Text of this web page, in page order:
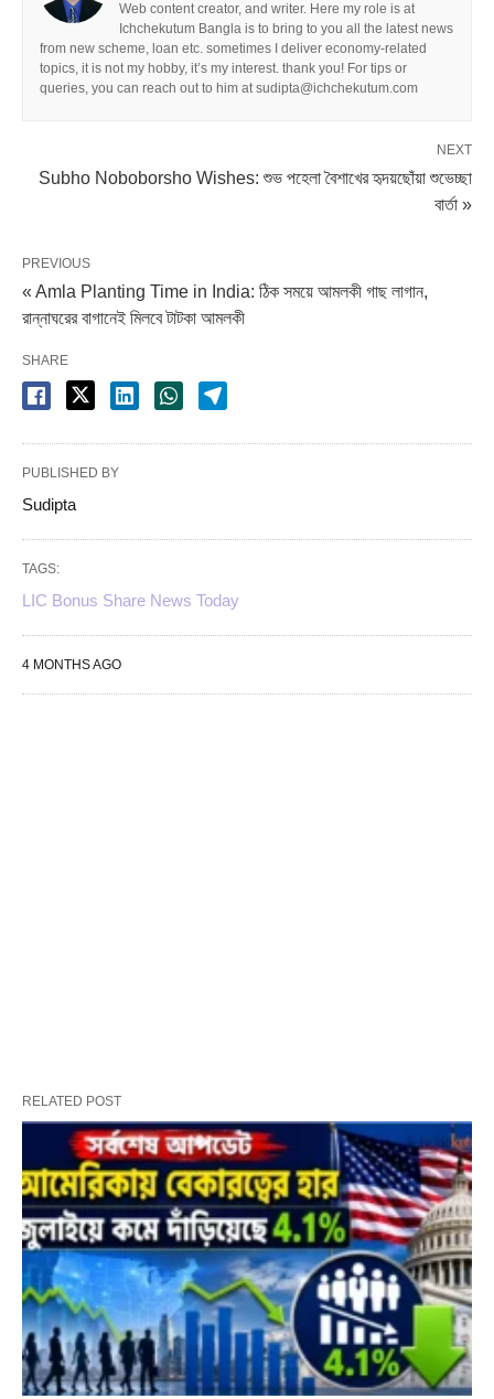
Web content creator, and writer. Here my role is at
Ichchekutum Bangla is to bring to you all the latest news
from new scheme, loan etc. sometimes I deliver economy-related
topics, it is not my hobby, it’s my interest. thank you! For tips or
queries, you can reach out to him at sudipta@ichchekutum.com
NEXT
Subho Noboborsho Wishes: শুভ পহেলা বৈশাখের হৃদয়ছোঁয়া শুভেচ্ছা
বার্তা »
PREVIOUS
« Amla Planting Time in India: ঠিক সময়ে আমলকী গাছ লাগান,
রান্নাঘরের বাগানেই মিলবে টাটকা আমলকী
SHARE
PUBLISHED BY
Sudipta
TAGS:
LIC Bonus Share News Today
4 MONTHS AGO
RELATED POST